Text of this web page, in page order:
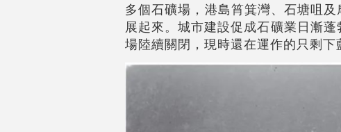
多個石礦場，港島筲箕灣、石塘咀
展起來。城市建設促成石礦業日漸蓬
場陸續關閉，現時還在運作的只剩下